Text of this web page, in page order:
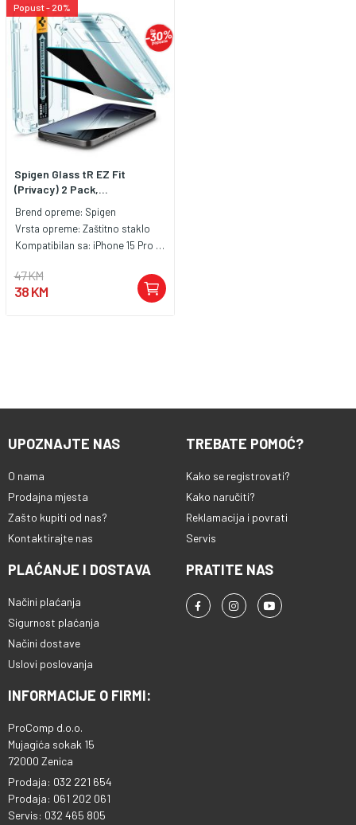
Popust - 20%
Spigen Glass tR EZ Fit
(Privacy) 2 Pack,...
Brend opreme: Spigen
Vrsta opreme: Zaštitno staklo
Kompatibilan sa: iPhone 15 Pro Max
47 KM
38 KM
UPOZNAJTE NAS
O nama
Prodajna mjesta
Zašto kupiti od nas?
Kontaktirajte nas
TREBATE POMOĆ?
Kako se registrovati?
Kako naručiti?
Reklamacija i povrati
Servis
PLAĆANJE I DOSTAVA
Načini plaćanja
Sigurnost plaćanja
Načini dostave
Uslovi poslovanja
PRATITE NAS
INFORMACIJE O FIRMI:
ProComp d.o.o.
Mujagića sokak 15
72000 Zenica
Prodaja: 032 221 654
Prodaja: 061 202 061
Servis: 032 465 805